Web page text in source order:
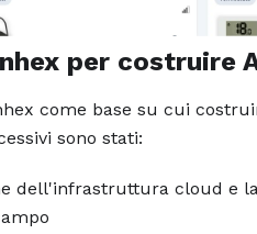
per costruire
come base su cui
sono stati:
dell'infrastruttura cloud e